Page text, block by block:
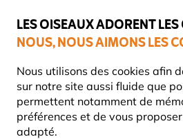
LES OISEAUX ADORENT
NOUS, NOUS AIMONS LES
Nous utilisons des cookies afin
sur notre site aussi fluide que
permettent notamment de
préférences et de vous
adapté.
catégories.
Très bien noté
Livraison express
Nourriture Pour Oiseaux